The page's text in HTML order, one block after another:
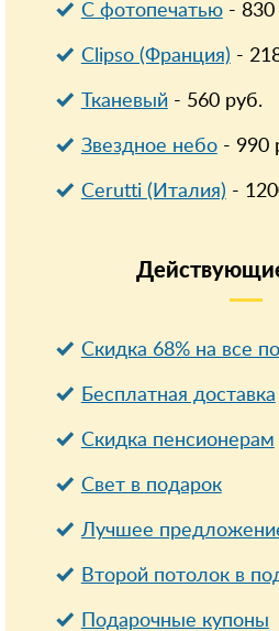
С фотопечатью- 830
Clipso (Франция) -
Тканевый- 560руб.
Звездное небо- 990
Cerutti (Италия) -
Скидка 68% на все
Бесплатная доставка
Cкидка пенсионерам
Свет в подарок
Лучшее
Второй потолок в
Подарочные купоны